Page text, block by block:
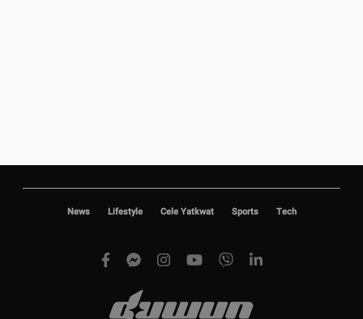
News Lifestyle Cele Yatkwat Sports Tech